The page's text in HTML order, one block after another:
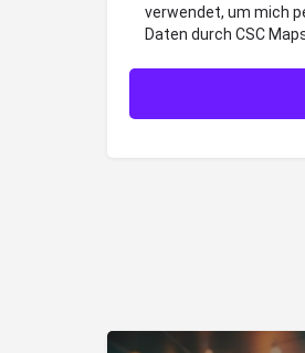
verwendet, um mich
Daten durch CSC